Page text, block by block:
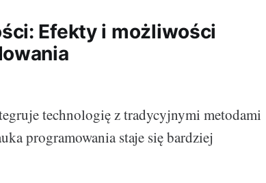
Efekty i możliwości
technologię z tradycyjnymi metodami
programowania staje się bardziej